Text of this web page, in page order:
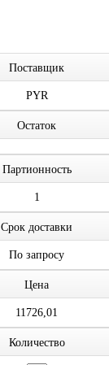
Поставщик
PYR
Остаток
Партионность
1
Срок доставки
По запросу
Цена
11726,01
Количество